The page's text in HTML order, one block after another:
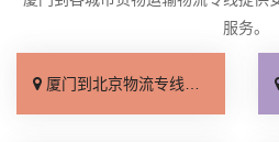
服务。
厦门到北京物流专线_上门取件「不随意加价」